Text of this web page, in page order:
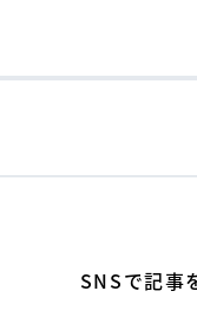
SNSで記事